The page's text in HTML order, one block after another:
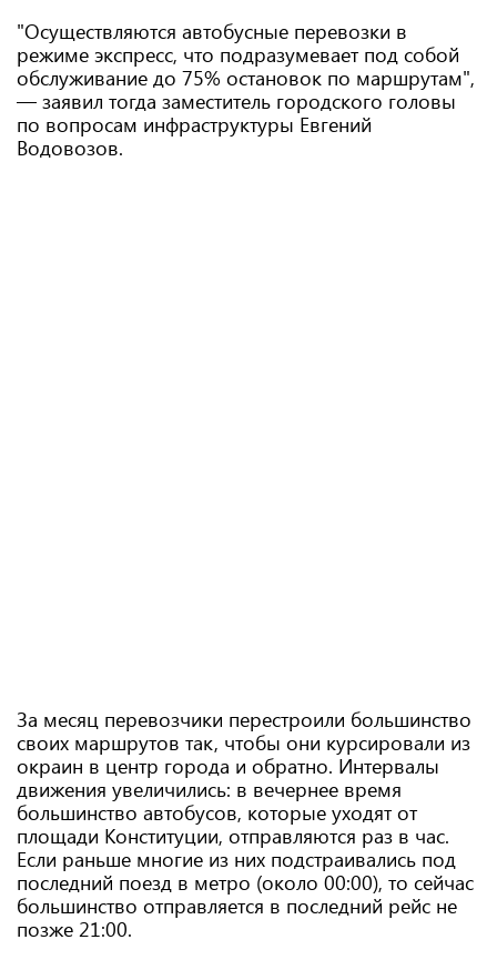
"Осуществляются автобусные перевозки в
режиме экспресс, что подразумевает под собой
обслуживание до 75% остановок по маршрутам",
— заявил тогда заместитель городского головы
по вопросам инфраструктуры Евгений
Водовозов.
За месяц перевозчики перестроили большинство
своих маршрутов так, чтобы они курсировали из
окраин в центр города и обратно. Интервалы
движения увеличились: в вечернее время
большинство автобусов, которые уходят от
площади Конституции, отправляются раз в час.
Если раньше многие из них подстраивались под
последний поезд в метро (около 00:00), то сейчас
большинство отправляется в последний рейс не
позже 21:00.